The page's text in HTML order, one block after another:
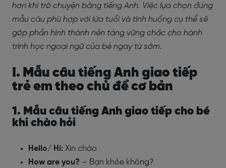
hơn khi trò chuyện bằng tiếng Anh. Việc lựa chọn đúng
mẫu câu phù hợp với lứa tuổi và tình huống cụ thể sẽ
góp phần hình thành nền tảng vững chắc cho hành
trình học ngoại ngữ của bé ngay từ sớm.
I. Mẫu câu tiếng Anh giao tiếp
trẻ em theo chủ đề cơ bản
1. Mẫu câu tiếng Anh giao tiếp cho bé
khi chào hỏi
Hello/ Hi: Xin chào
How are you? – Bạn khỏe không?